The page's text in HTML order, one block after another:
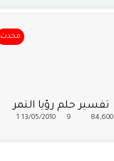
محدث
تفسير حلم رؤيا التمر
84,600
13/05/2010
1